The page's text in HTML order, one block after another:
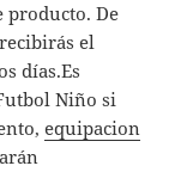
producto. De
el
días.Es
Niño si
equipacion